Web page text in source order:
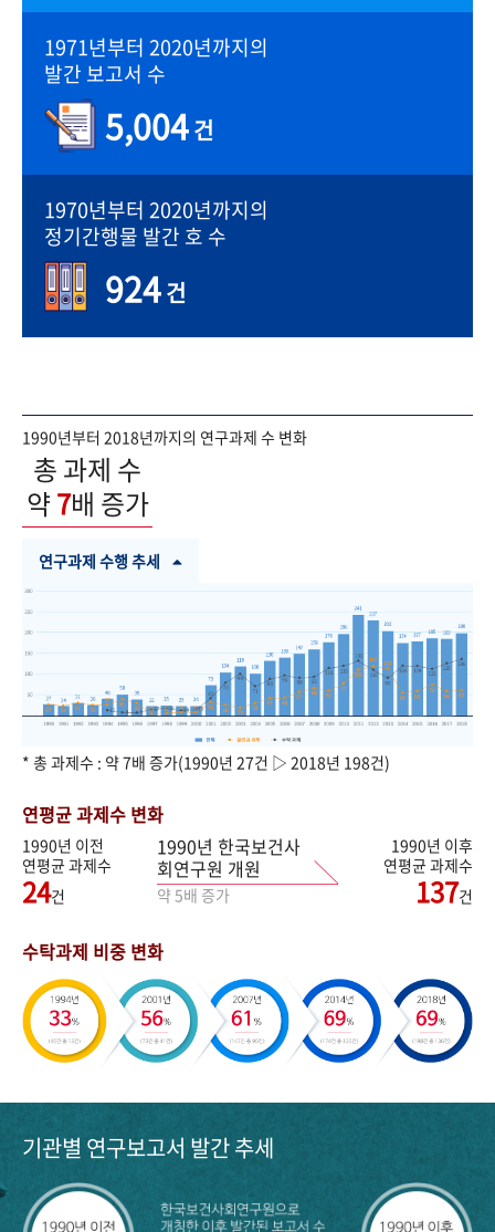
1971년부터 2020년까지의
발간 보고서 수
5,004건
1970년부터 2020년까지의
정기간행물 발간 호 수
924건
1990년부터 2018년까지의 연구과제 수 변화
총 과제 수
약7배 증가
연구과제 수행 추세
* 총 과제수 : 약 7배 증가(1990년 27건 ▷ 2018년 198건)
연평균 과제수 변화
1990년 이전
연평균 과제수
24건
1990년 한국보건사
회연구원 개원
약 5배 증가
1990년 이후
연평균 과제수
137건
수탁과제 비중 변화
기관별 연구보고서 발간 추세